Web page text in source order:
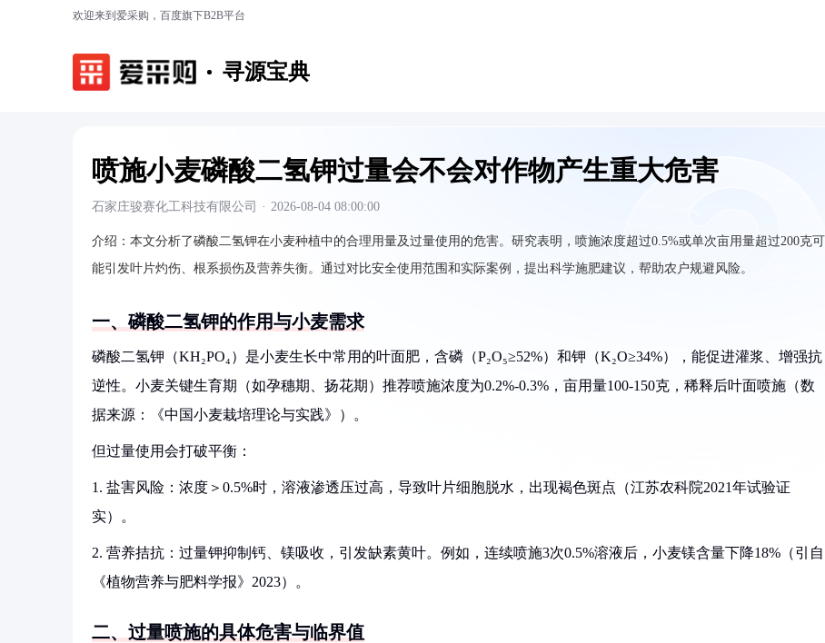
欢迎来到爱采购，百度旗下B2B平台
寻源宝典
喷施小麦磷酸二氢钾过量会不会对作物产生重大危害
石家庄骏赛化工科技有限公司 · 2026-08-04 08:00:00
介绍： 本文分析了磷酸二氢钾在小麦种植中的合理用量及过量使用的危害。研究表明，喷施浓度超过0.5%或单次亩用量超过200克可
能引发叶片灼伤、根系损伤及营养失衡。通过对比安全使用范围和实际案例，提出科学施肥建议，帮助农户规避风险。
一、磷酸二氢钾的作用与小麦需求
磷酸二氢钾（KH₂PO₄）是小麦生长中常用的叶面肥，含磷（P₂O₅≥52%）和钾（K₂O≥34%），能促进灌浆、增强抗
逆性。小麦关键生育期（如孕穗期、扬花期）推荐喷施浓度为0.2%-0.3%，亩用量100-150克，稀释后叶面喷施（数
据来源：《中国小麦栽培理论与实践》）。
但过量使用会打破平衡：
1. 盐害风险：浓度＞0.5%时，溶液渗透压过高，导致叶片细胞脱水，出现褐色斑点（江苏农科院2021年试验证
实）。
2. 营养拮抗：过量钾抑制钙、镁吸收，引发缺素黄叶。例如，连续喷施3次0.5%溶液后，小麦镁含量下降18%（引自
《植物营养与肥料学报》2023）。
二、过量喷施的具体危害与临界值